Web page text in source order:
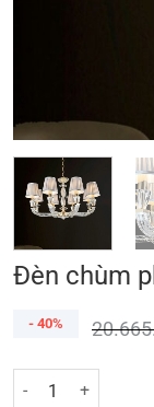
Đèn chùm
- 40%
Đèn chùm pha lê